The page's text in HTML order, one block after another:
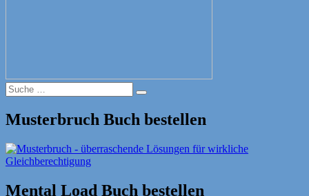
Suche
nach:
Suche
Musterbruch Buch bestellen
Mental Load Buch bestellen